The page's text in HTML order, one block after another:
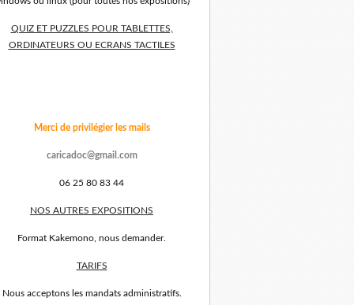
QUIZ ET PUZZLES POUR TABLETTES,
ORDINATEURS OU ECRANS TACTILES
Merci de privilégier les mails
caricadoc@gmail.com
06 25 80 83 44
NOS AUTRES EXPOSITIONS
Format Kakemono, nous demander.
TARIFS
Nous acceptons les mandats administratifs.